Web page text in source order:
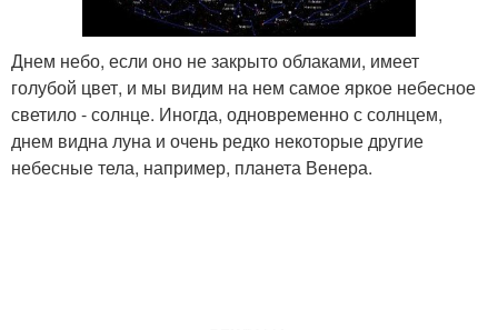
Днем небо, если оно не закрыто облаками, имеет
голубой цвет, и мы видим на нем самое яркое небесное
светило - солнце. Иногда, одновременно с солнцем,
днем видна луна и очень редко некоторые другие
небесные тела, например, планета Венера.